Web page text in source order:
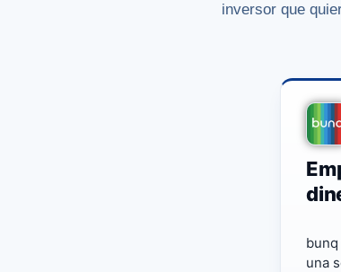
inversor que
una